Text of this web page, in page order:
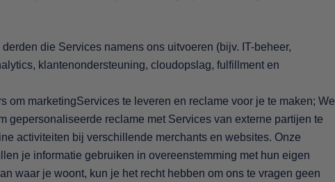
die Services namens ons uitvoeren (bijv. IT-beheer,
klantenondersteuning, cloudopslag, fulfillment en
om marketingServices te leveren en reclame voor je te maken; We
gepersonaliseerde reclame met Services van externe partijen te
activiteiten bij verschillende merchants en websites. Onze
je informatie gebruiken in overeenstemming met hun eigen
waar je woont, kun je het recht hebben om ons te vragen geen